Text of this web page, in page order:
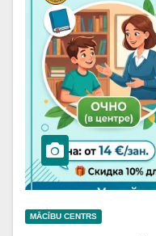
MĀCĪBU CENTRS